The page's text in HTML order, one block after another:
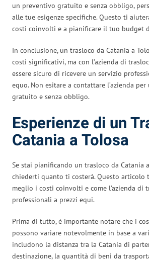
un preventivo gratuito e senza obbligo,
alle tue esigenze specifiche. Questo ti
costi coinvolti e a pianificare il tuo budget
In conclusione, un trasloco da Catania a
costi significativi, ma con l’azienda di
essere sicuro di ricevere un servizio
equo. Non esitare a contattare l’azienda
gratuito e senza obbligo.
Esperienze di un
Catania a Tolosa
Se stai pianificando un trasloco da Catania
chiederti quanto ti costerà. Questo articolo
meglio i costi coinvolti e come l’azienda di
professionali a prezzi equi.
Prima di tutto, è importante notare che i
possono variare notevolmente in base a
includono la distanza tra la Catania di
destinazione, la quantità di beni da